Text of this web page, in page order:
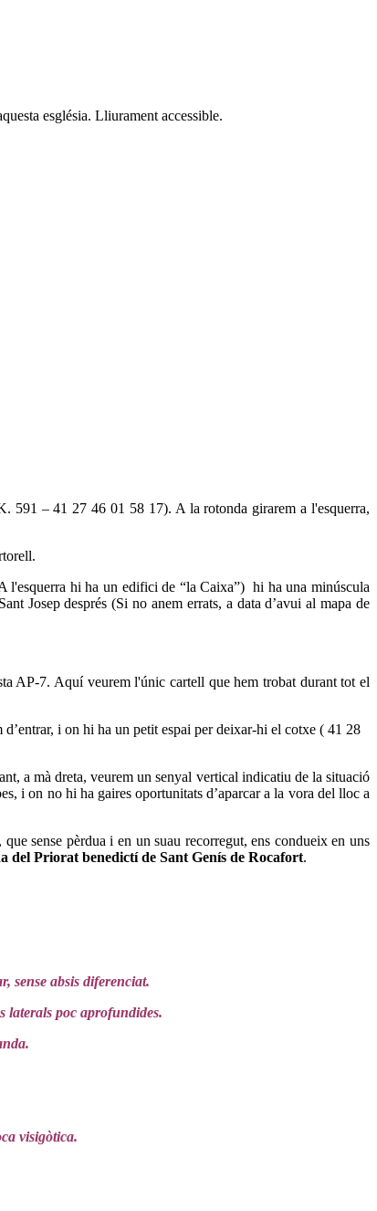
església. Lliurament accessible.
591 – 41 27 46 01 58 17). A la rotonda girarem a l'esquerra,
l'esquerra hi ha un edifici de “la Caixa”) hi ha una minúscula
Josep després (Si no anem errats, a data d’avui al mapa de
AP-7. Aquí veurem l'únic cartell que hem trobat durant tot el
d’entrar, i on hi ha un petit espai per deixar-hi el cotxe ( 41 28
a mà dreta, veurem un senyal vertical indicatiu de la situació
i on no hi ha gaires oportunitats d’aparcar a la vora del lloc a
sense pèrdua i en un suau recorregut, ens condueix en uns
del Priorat benedictí de Sant Genís de Rocafort.
sense absis diferenciat.
laterals poc aprofundides.
visigòtica.